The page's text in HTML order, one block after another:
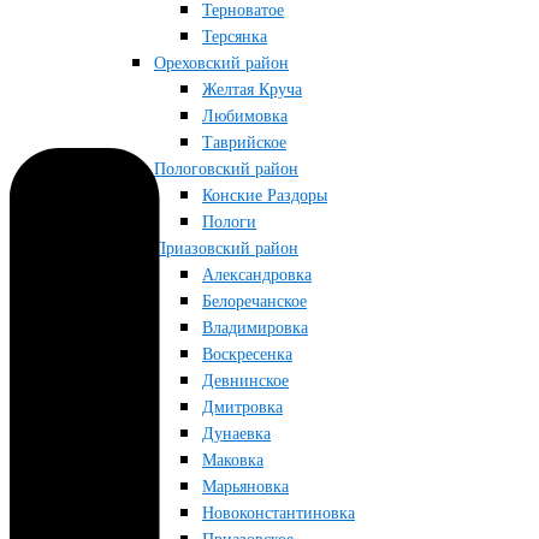
Терноватое
Терсянка
Ореховский район
Желтая Круча
Любимовка
Таврийское
Пологовский район
Конские Раздоры
Пологи
Приазовский район
Александровка
Белоречанское
Владимировка
Воскресенка
Девнинское
Дмитровка
Дунаевка
Маковка
Марьяновка
Новоконстантиновка